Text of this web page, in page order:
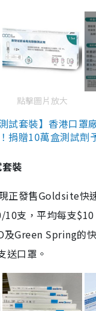
點擊圖片放大
試套裝】香港口罩
捐贈10萬盒測試劑
裝
正發售Goldsite快
10支，平均每支
及Green Spring的
送口罩。